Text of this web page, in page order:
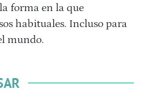
forma en la que
habituales. Incluso para
mundo.